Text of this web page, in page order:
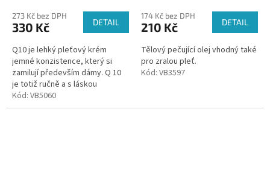
273 Kč bez DPH
330 Kč DETAIL
Q10 je lehký pleťový krém
jemné konzistence, který si
zamilují především dámy. Q 10
je totiž ručně a s láskou
vyšlehaný krém z
nejkvalitnějších olejů pro zralou
Kód: VB5060
174 Kč bez DPH
210 Kč DETAIL
Tělový pečující olej vhodný také
pro zralou pleť.
Kód: VB3597